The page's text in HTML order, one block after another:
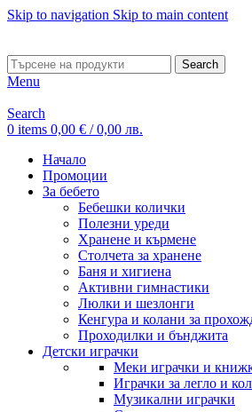
Skip to navigation Skip to main content
Search
Menu
Search
0 items 0,00 € / 0,00 лв.
Начало
Промоции
За бебето
Бебешки колички
Полезни уреди
Хранене и кърмене
Столчета за хранене
Баня и хигиена
Активни гимнастики
Люлки и шезлонги
Кенгура и колани за
Проходилки и бънджита
Детски играчки
Меки играчки и
Играчки за легло и
Музикални играчки